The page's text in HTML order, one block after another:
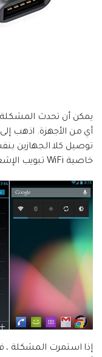
خاصية WiFi تبويب الإشعارات.
إذا استمرت المشكلة